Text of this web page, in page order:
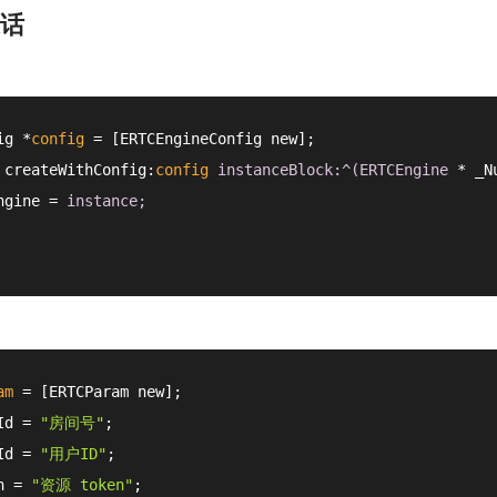
*config = [ERTCEngineConfig new];
config instanceBlock:^(ERTCEngine *
=
= [ERTCParam new];
=
"房间号" ;
=
"用户ID" ;
=
"资源 token" ;